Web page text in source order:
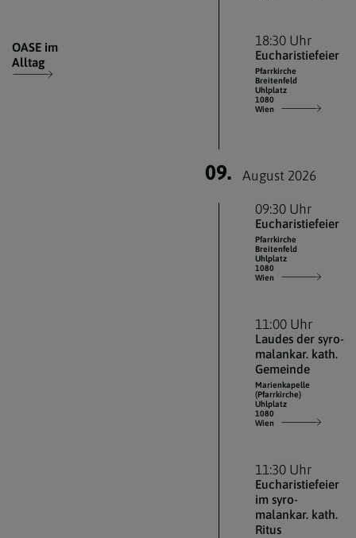
OASE im
Alltag
18:30 Uhr
Eucharistiefeier
Pfarrkirche
Breitenfeld
Uhlplatz
1080
Wien
09. August 2026
09:30 Uhr
Eucharistiefeier
Pfarrkirche
Breitenfeld
Uhlplatz
1080
Wien
11:00 Uhr
Laudes der syro-
malankar. kath.
Gemeinde
Marienkapelle
(Pfarrkirche)
Uhlplatz
1080
Wien
11:30 Uhr
Eucharistiefeier
im syro-
malankar. kath.
Ritus